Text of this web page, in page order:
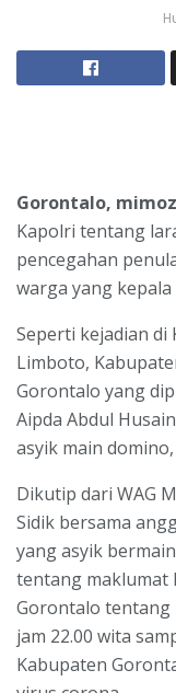
Gorontalo,
Kapolri tentang
pencegahan
warga yang kepala
Seperti kejadian di
Limboto,
Gorontalo yang
Aipda Abdul
asyik main
Dikutip dari WAG
Sidik bersama
yang asyik
tentang maklumat
Gorontalo tentang
jam 22.00 wita
Kabupaten